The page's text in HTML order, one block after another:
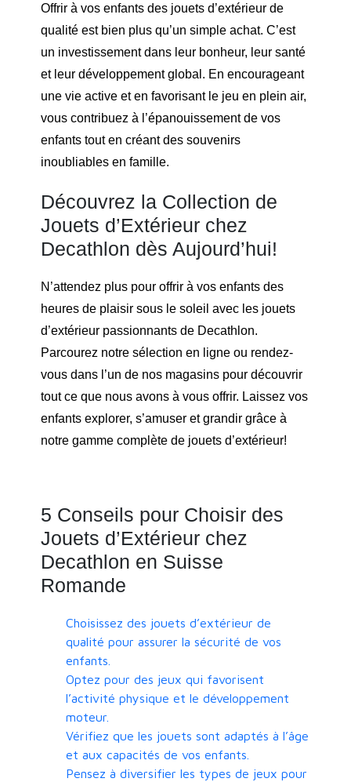
Offrir à vos enfants des jouets d’extérieur de
qualité est bien plus qu’un simple achat. C’est
un investissement dans leur bonheur, leur santé
et leur développement global. En encourageant
une vie active et en favorisant le jeu en plein air,
vous contribuez à l’épanouissement de vos
enfants tout en créant des souvenirs
inoubliables en famille.
Découvrez la Collection de
Jouets d’Extérieur chez
Decathlon dès Aujourd’hui!
N’attendez plus pour offrir à vos enfants des
heures de plaisir sous le soleil avec les jouets
d’extérieur passionnants de Decathlon.
Parcourez notre sélection en ligne ou rendez-
vous dans l’un de nos magasins pour découvrir
tout ce que nous avons à vous offrir. Laissez vos
enfants explorer, s’amuser et grandir grâce à
notre gamme complète de jouets d’extérieur!
5 Conseils pour Choisir des
Jouets d’Extérieur chez
Decathlon en Suisse
Romande
Choisissez des jouets d’extérieur de
qualité pour assurer la sécurité de vos
enfants.
Optez pour des jeux qui favorisent
l’activité physique et le développement
moteur.
Vérifiez que les jouets sont adaptés à l’âge
et aux capacités de vos enfants.
Pensez à diversifier les types de jeux pour